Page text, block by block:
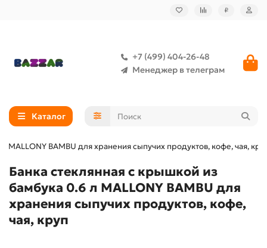
₽
+7 (499) 404-26-48
Менеджер в телеграм
Каталог
MALLONY BAMBU для хранения сыпучих продуктов, кофе, чая,
Банка стеклянная с крышкой из
бамбука 0.6 л MALLONY BAMBU для
хранения сыпучих продуктов, кофе,
чая, круп